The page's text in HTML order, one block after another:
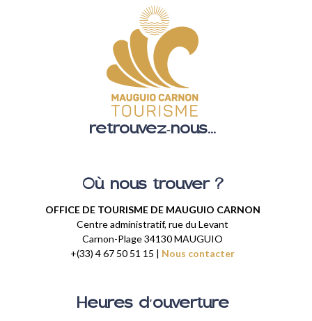
retrouvez-nous...
Où nous trouver ?
OFFICE DE TOURISME DE MAUGUIO CARNON
Centre administratif, rue du Levant
Carnon-Plage 34130 MAUGUIO
+(33) 4 67 50 51 15 | Nous contacter
Heures d'ouverture